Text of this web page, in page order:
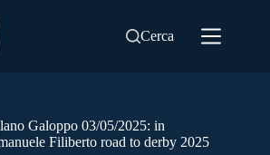
Cerca
Galoppo 03/05/2025: in
Filiberto road to derby 2025